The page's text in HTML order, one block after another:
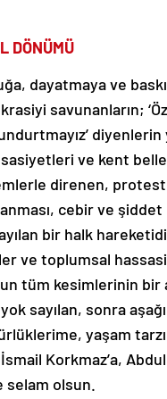
DÖNÜMÜ
dayatmaya ve
savunanların;
diyenlerin
ve kent
direnen,
cebir ve
bir halk
ve toplumsal
tüm kesimlerinin bir
sayılan, sonra
yaşam
Korkmaz’a,
selam olsun.